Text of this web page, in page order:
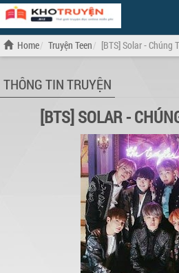
Home Truyện Teen [BTS] Solar - Chúng
THÔNG TIN TRUYỆN
[BTS] SOLAR -